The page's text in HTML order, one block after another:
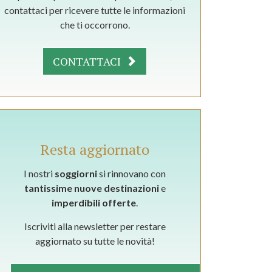
contattaci per ricevere tutte le informazioni
che ti occorrono.
CONTATTACI
Resta aggiornato
I nostri soggiornisi rinnovano con
tantissime nuove destinazionie
imperdibili offerte
Iscriviti alla newsletter per restare
aggiornato su tutte le novità!